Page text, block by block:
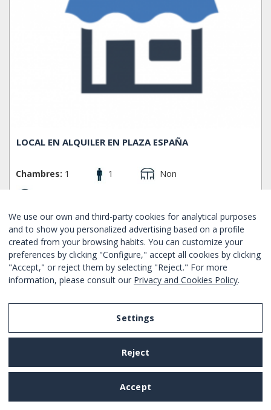
LOCAL EN ALQUILER EN PLAZA ESPAÑA
Chambres: 1 1
Non
Sants Montjuic - Barcelone
Ref. BHM1-2399
Location mensuelle
À partir de 1627€/ mois RÉSERVER
We use our own and third-party cookies for analytical purposes
and to show you personalized advertising based on a profile
created from your browsing habits. You can customize your
preferences by clicking "Configure," accept all cookies by clicking
"Accept," or reject them by selecting "Reject." For more
information, please consult our Privacy and Cookies Policy.
Settings
Reject
Accept